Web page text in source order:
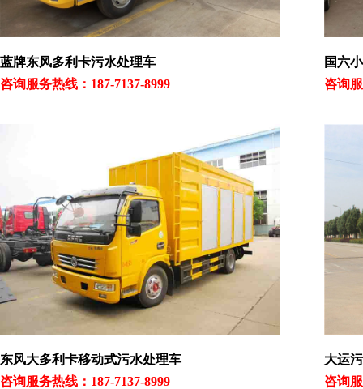
蓝牌东风多利卡污水处理车
咨询服务热线：187-7137-8999
国六
咨询
东风大多利卡移动式污水处理车
咨询服务热线：187-7137-8999
大运
咨询